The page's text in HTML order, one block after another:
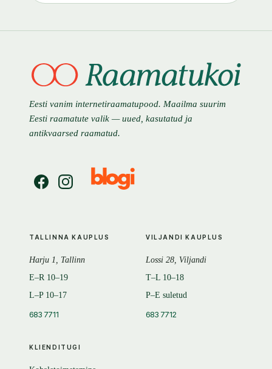
Eesti vanim internetiraamatupood. Maailma suurim
Eesti raamatute valik — uued, kasutatud ja
antikvaarsed raamatud.
KLIENDITUGI
TALLINNA KAUPLUS
Harju 1, Tallinn
E–R 10–19
L–P 10–17
683 7711
VILJANDI KAUPLUS
Lossi 28, Viljandi
T–L 10–18
P–E suletud
683 7712